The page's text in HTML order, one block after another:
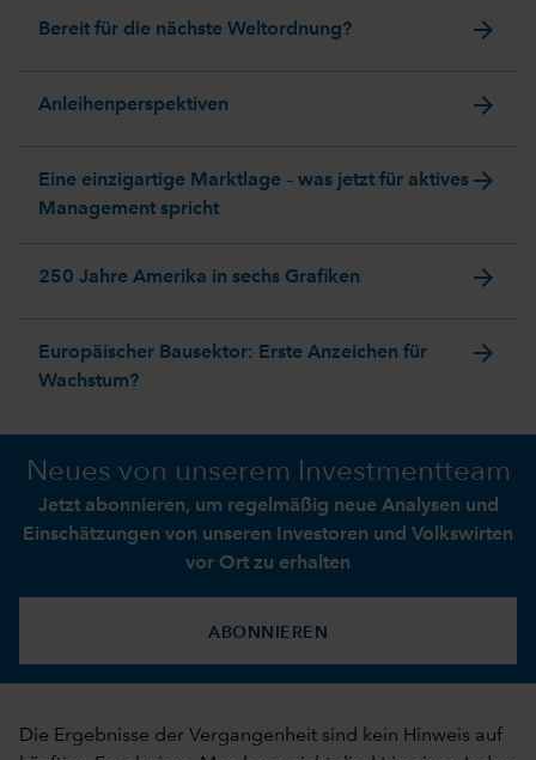
Bereit für die nächste Weltordnung? arrow_forward
Anleihenperspektiven arrow_forward
Eine einzigartige Marktlage – was jetzt für aktives
Management spricht
arrow_forward
250 Jahre Amerika in sechs Grafiken arrow_forward
Europäischer Bausektor: Erste Anzeichen für
Wachstum?
arrow_forward
Neues von unserem Investmentteam
Jetzt abonnieren, um regelmäßig neue Analysen und
Einschätzungen von unseren Investoren und Volkswirten
vor Ort zu erhalten
ABONNIEREN
Die Ergebnisse der Vergangenheit sind kein Hinweis auf